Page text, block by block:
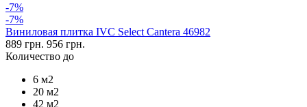
-7%
-7%
Виниловая плитка IVC Select Cantera 46982
889 грн. 956 грн.
Количество до
6 м2
20 м2
42 м2